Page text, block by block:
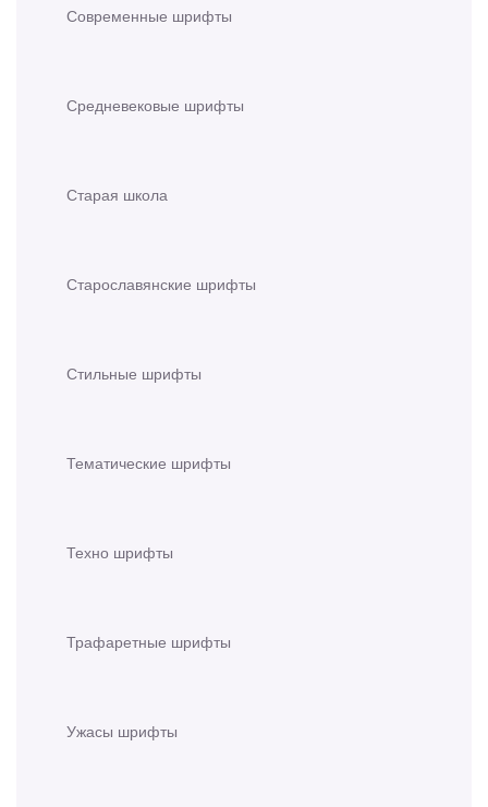
Современные шрифты
Средневековые шрифты
Старая школа
Старославянские шрифты
Стильные шрифты
Тематические шрифты
Техно шрифты
Трафаретные шрифты
Ужасы шрифты